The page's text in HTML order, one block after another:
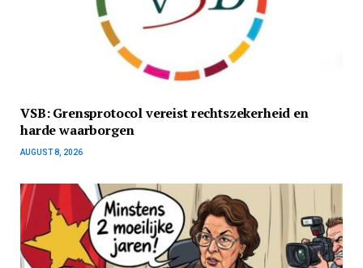
VSB: Grensprotocol vereist rechtszekerheid en
harde waarborgen
AUGUST 8, 2026